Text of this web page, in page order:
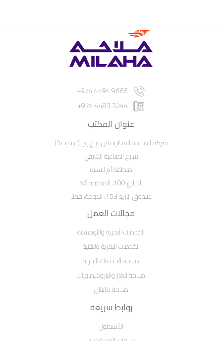
9666 4494 974+
3244 4483 974+
عنوان المكتب
شركة الملاحة القطرية ش.م.ع.ق. ("ملاحة")
شارع الصناعية الشرقي
منطقة أم السنيم
الشارع 100، المنطقة 56
صندوق البريد 153، الدوحة، قطر
مجالات العمل
الخدمات البحرية واللوجستية
الخدمات البحرية والفنية
ملاحة للخدمات البحرية
ملاحة للغاز والبتروكيماويات
ملاحة كابيتال
روابط سريعة
الأسطول